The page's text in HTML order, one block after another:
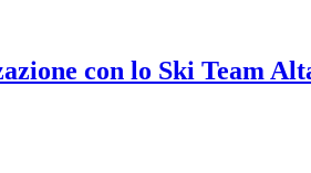
con lo Ski Team